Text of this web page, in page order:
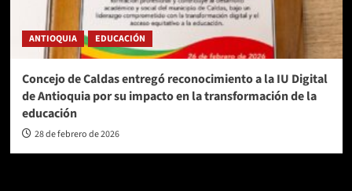
ANTIOQUIA EDUCACIÓN
Concejo de Caldas entregó reconocimiento a la IU Digital
de Antioquia por su impacto en la transformación de la
educación
28 de febrero de 2026